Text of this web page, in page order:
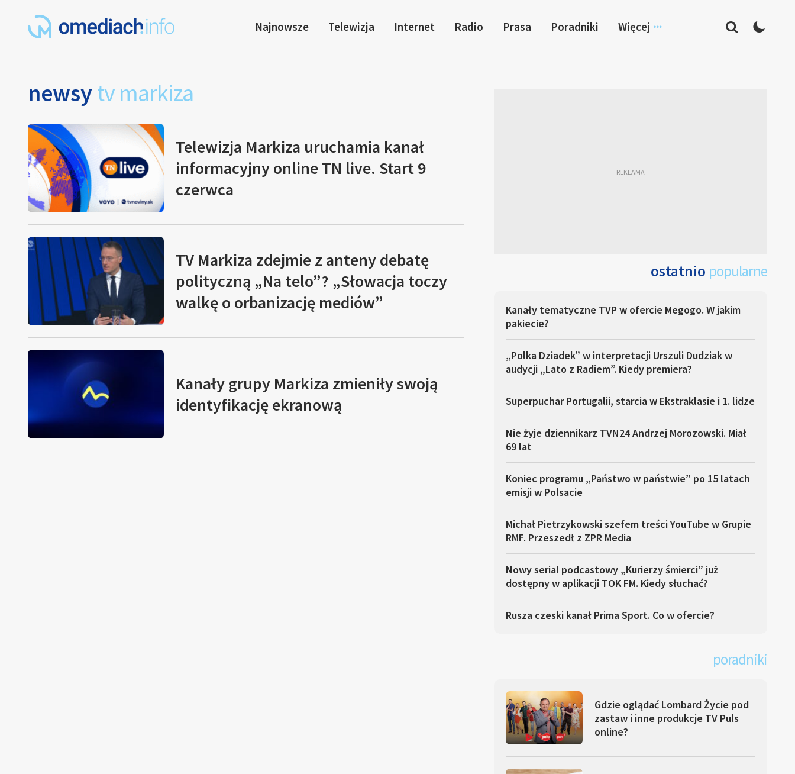
Najnowsze Telewizja Internet Radio Prasa Poradniki Więcej
newsytv markiza
Telewizja Markiza uruchamia kanał
informacyjny online TN live. Start 9
czerwca
TV Markiza zdejmie z anteny debatę
polityczną „Na telo”? „Słowacja toczy
walkę o orbanizację mediów”
Kanały grupy Markiza zmieniły swoją
identyfikację ekranową
ostatnio popularne
Kanały tematyczne TVP w ofercie Megogo. W jakim
pakiecie?
„Polka Dziadek” w interpretacji Urszuli Dudziak w
audycji „Lato z Radiem”. Kiedy premiera?
Superpuchar Portugalii, starcia w Ekstraklasie i 1. lidze
Nie żyje dziennikarz TVN24 Andrzej Morozowski. Miał
69 lat
Koniec programu „Państwo w państwie” po 15 latach
emisji w Polsacie
Michał Pietrzykowski szefem treści YouTube w Grupie
RMF. Przeszedł z ZPR Media
Nowy serial podcastowy „Kurierzy śmierci” już
dostępny w aplikacji TOK FM. Kiedy słuchać?
Rusza czeski kanał Prima Sport. Co w ofercie?
poradniki
Gdzie oglądać Lombard Życie pod
zastaw i inne produkcje TV Puls
online?